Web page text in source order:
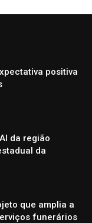
positiva
da região
da
que amplia a
funerários